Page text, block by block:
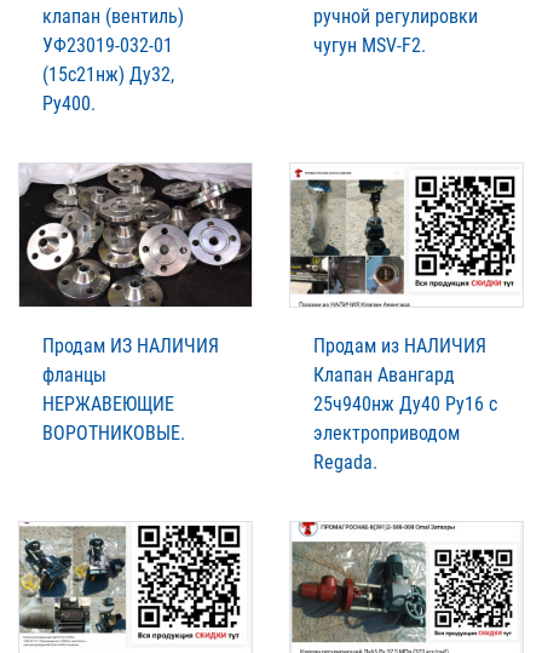
клапан (вентиль)
УФ23019-032-01
(15с21нж) Ду32,
Ру400.
ручной регулировки
чугун MSV-F2.
Продам ИЗ НАЛИЧИЯ
фланцы
НЕРЖАВЕЮЩИЕ
ВОРОТНИКОВЫЕ.
Продам из НАЛИЧИЯ
Клапан Авангард
25ч940нж Ду40 Ру16 с
электроприводом
Regada.